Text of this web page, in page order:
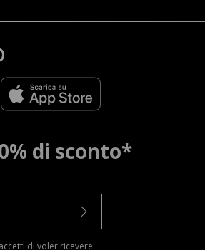
di sconto*
di voler ricevere